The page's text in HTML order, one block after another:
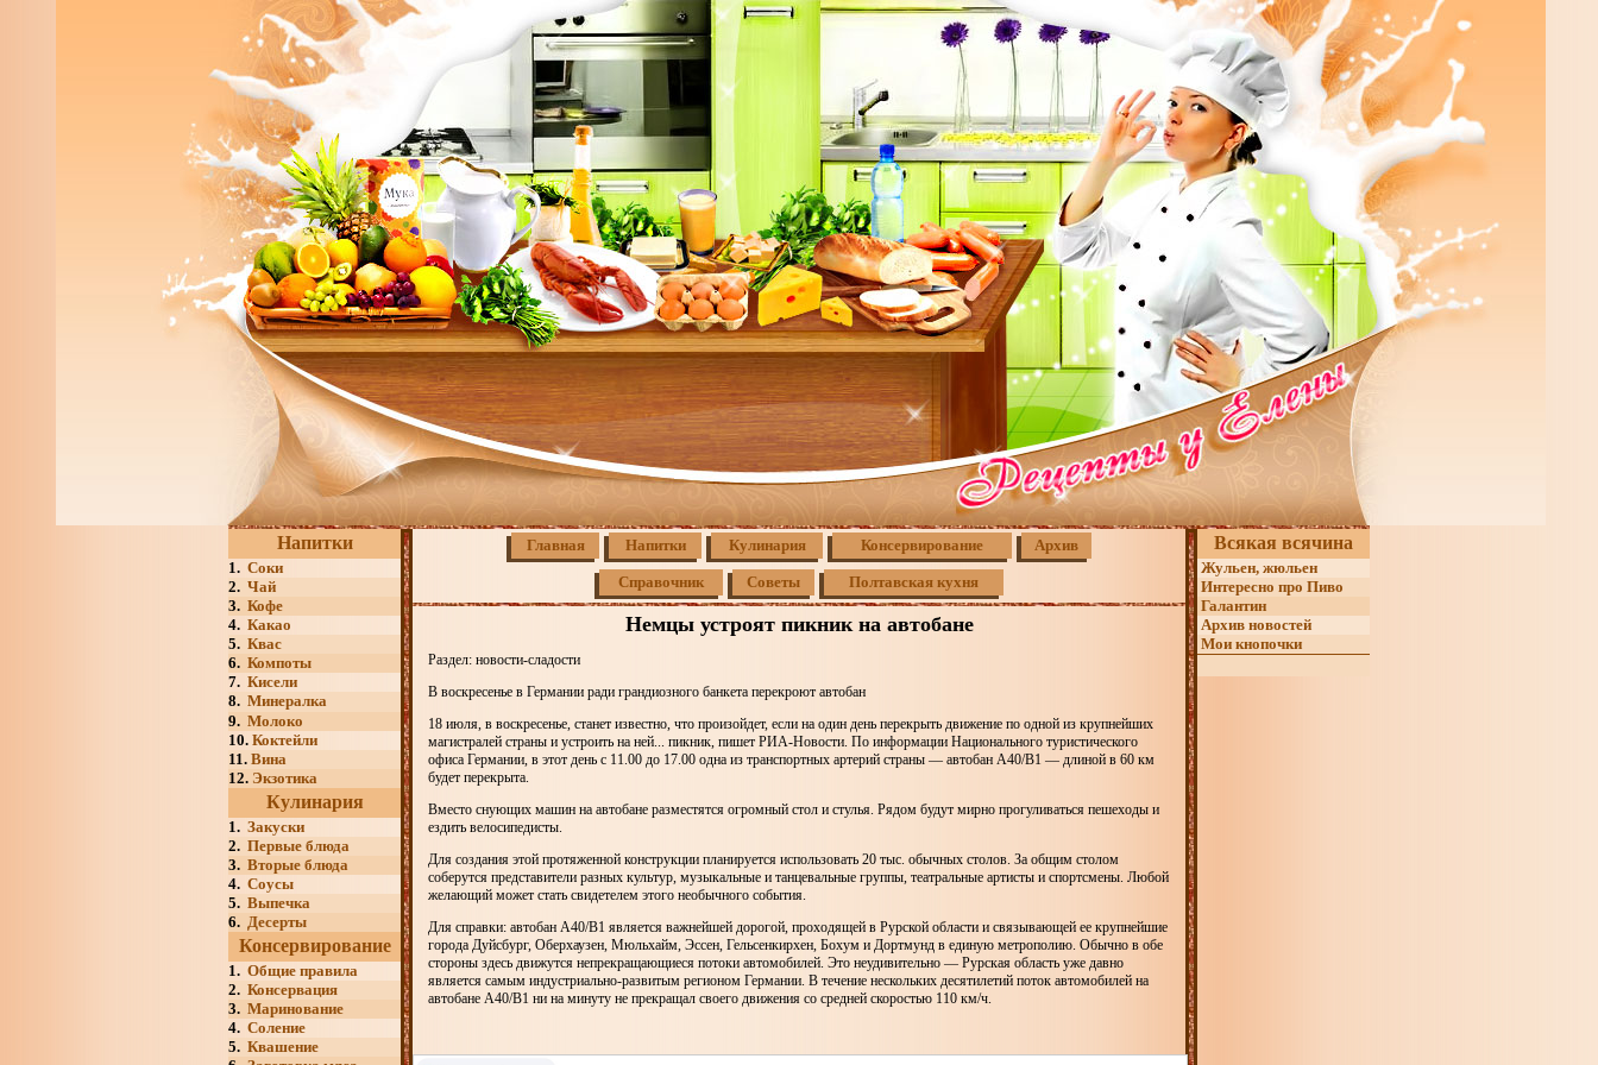
Напитки
1. Соки
2. Чай
3. Кофе
4. Какао
5. Квас
6. Компоты
7. Кисели
8. Минералка
9. Молоко
10. Коктейли
11. Вина
12. Экзотика
Кулинария
1. Закуски
2. Первые блюда
3. Вторые блюда
4. Соусы
5. Выпечка
6. Десерты
Консервирование
1. Общие правила
2. Консервация
3. Маринование
4. Соление
5. Квашение
Главная Напитки Кулинария Консервирование Архив
Справочник Советы Полтавская кухня
Немцы устроят пикник на автобане
Раздел: новости-сладости
В воскресенье в Германии ради грандиозного банкета перекроют автобан
18 июля, в воскресенье, станет известно, что произойдет, если на один день перекрыть движение по одной из крупнейших
магистралей страны и устроить на ней... пикник, пишет РИА-Новости. По информации Национального туристического
офиса Германии, в этот день с 11.00 до 17.00 одна из транспортных артерий страны — автобан A40/B1 — длиной в 60 км
будет перекрыта.
Вместо снующих машин на автобане разместятся огромный стол и стулья. Рядом будут мирно прогуливаться пешеходы и
ездить велосипедисты.
Для создания этой протяженной конструкции планируется использовать 20 тыс. обычных столов. За общим столом
соберутся представители разных культур, музыкальные и танцевальные группы, театральные артисты и спортсмены. Любой
желающий может стать свидетелем этого необычного события.
Для справки: автобан A40/B1 является важнейшей дорогой, проходящей в Рурской области и связывающей ее крупнейшие
города Дуйсбург, Оберхаузен, Мюльхайм, Эссен, Гельсенкирхен, Бохум и Дортмунд в единую метрополию. Обычно в обе
стороны здесь движутся непрекращающиеся потоки автомобилей. Это неудивительно — Рурская область уже давно
является самым индустриально-развитым регионом Германии. В течение нескольких десятилетий поток автомобилей на
автобане A40/B1 ни на минуту не прекращал своего движения со средней скоростью 110 км/ч.
Всякая всячина
Жульен, жюльен
Интересно про Пиво
Галантин
Архив новостей
Мои кнопочки